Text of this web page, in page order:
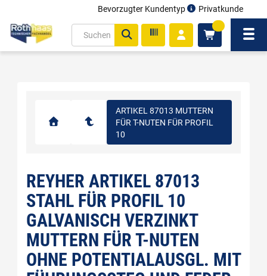
Bevorzugter Kundentyp Privatkunde
ARTIKEL 87013 MUTTERN
FÜR T-NUTEN FÜR PROFIL
10
REYHER ARTIKEL 87013
STAHL FÜR PROFIL 10
GALVANISCH VERZINKT
MUTTERN FÜR T-NUTEN
OHNE POTENTIALAUSGL. MIT